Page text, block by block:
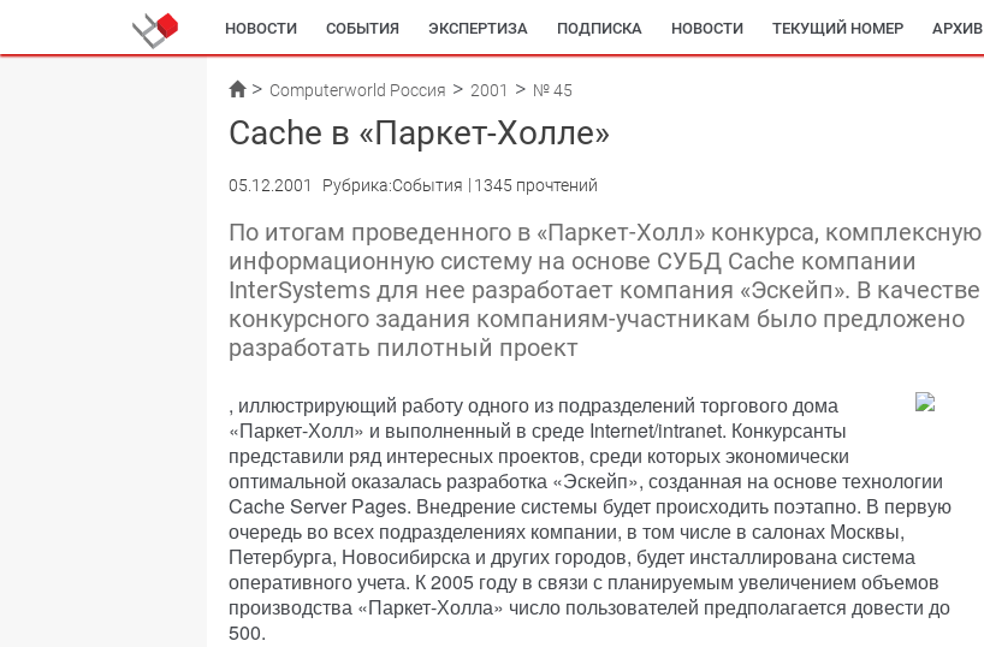
НОВОСТИ СОБЫТИЯ ЭКСПЕРТИЗА ПОДПИСКА НОВОСТИ ТЕКУЩИЙ НОМЕР АРХИВ
Computerworld Россия 2001 № 45
Cache в «Паркет-Холле»
05.12.2001 Рубрика:События 1345 прочтений
По итогам проведенного в «Паркет-Холл» конкурса, комплексную
информационную систему на основе СУБД Cache компании
InterSystems для нее разработает компания «Эскейп». В качестве
конкурсного задания компаниям-участникам было предложено
разработать пилотный проект
, иллюстрирующий работу одного из подразделений торгового дома
«Паркет-Холл» и выполненный в среде Internet/intranet. Конкурсанты
представили ряд интересных проектов, среди которых экономически
оптимальной оказалась разработка «Эскейп», созданная на основе технологии
Cachе Server Pages. Внедрение системы будет происходить поэтапно. В первую
очередь во всех подразделениях компании, в том числе в салонах Москвы,
Петербурга, Новосибирска и других городов, будет инсталлирована система
оперативного учета. К 2005 году в связи с планируемым увеличением объемов
производства «Паркет-Холла» число пользователей предполагается довести до
500.